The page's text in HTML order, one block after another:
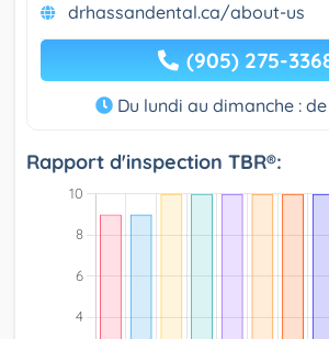
drhassandental.ca/about-us
(905) 275-
Du lundi au dimanche : de
Rapport d'inspection TBR®: